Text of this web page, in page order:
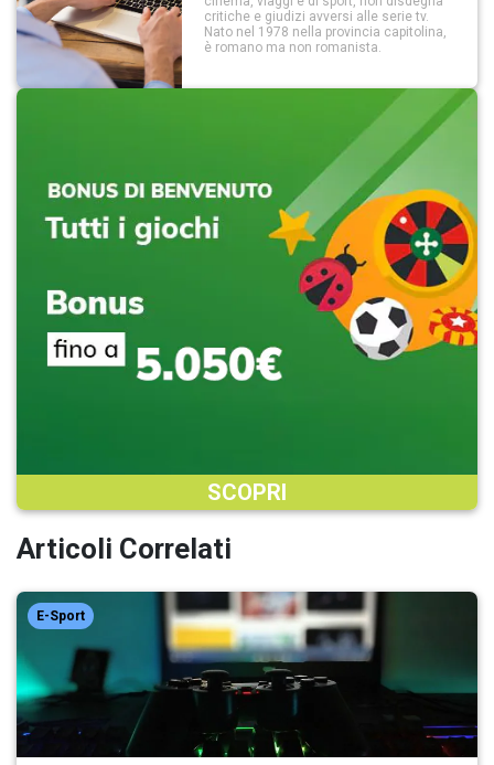
critiche e giudizi avversi alle serie tv.
Nato nel 1978 nella provincia capitolina,
è romano ma non romanista.
SCOPRI
Articoli Correlati
E-Sport